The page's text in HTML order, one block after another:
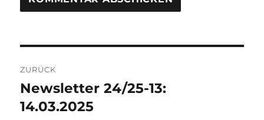
R
A
T
ZURÜCK
Vorheriger
Beitrag:
Newsletter 24/25-13:
14.03.2025